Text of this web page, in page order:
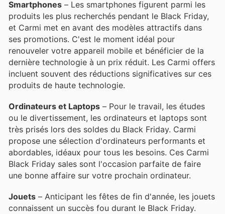
Smartphones – Les smartphones figurent parmi les
produits les plus recherchés pendant le Black Friday,
et Carmi met en avant des modèles attractifs dans
ses promotions. C'est le moment idéal pour
renouveler votre appareil mobile et bénéficier de la
dernière technologie à un prix réduit. Les Carmi offers
incluent souvent des réductions significatives sur ces
produits de haute technologie.
Ordinateurs et Laptops – Pour le travail, les études
ou le divertissement, les ordinateurs et laptops sont
très prisés lors des soldes du Black Friday. Carmi
propose une sélection d'ordinateurs performants et
abordables, idéaux pour tous les besoins. Ces Carmi
Black Friday sales sont l'occasion parfaite de faire
une bonne affaire sur votre prochain ordinateur.
Jouets – Anticipant les fêtes de fin d'année, les jouets
connaissent un succès fou durant le Black Friday.